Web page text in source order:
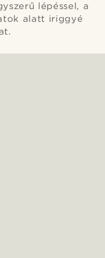
lépéssel, a
alatt iriggyé